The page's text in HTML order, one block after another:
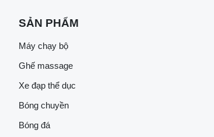
SẢN PHẨM
Máy chạy bộ
Ghế massage
Xe đạp thể dục
Bóng chuyền
Bóng đá